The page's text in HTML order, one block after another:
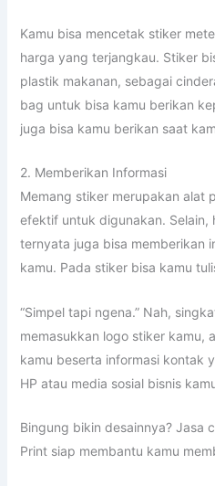
Kamu bisa mencetak stiker
harga yang terjangkau. Stiker
plastik makanan, sebagai
bag untuk bisa kamu berikan
juga bisa kamu berikan saat
2. Memberikan Informasi
Memang stiker merupakan alat
efektif untuk digunakan. Selain,
ternyata juga bisa memberikan
kamu. Pada stiker bisa kamu
“Simpel tapi ngena.” Nah,
memasukkan logo stiker kamu,
kamu beserta informasi kontak
HP atau media sosial bisnis
Bingung bikin desainnya? Jasa
Print siap membantu kamu